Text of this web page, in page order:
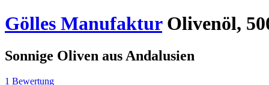
Gölles ManufakturOlivenöl,
Sonnige Oliven aus Andalusien
1 Bewertung